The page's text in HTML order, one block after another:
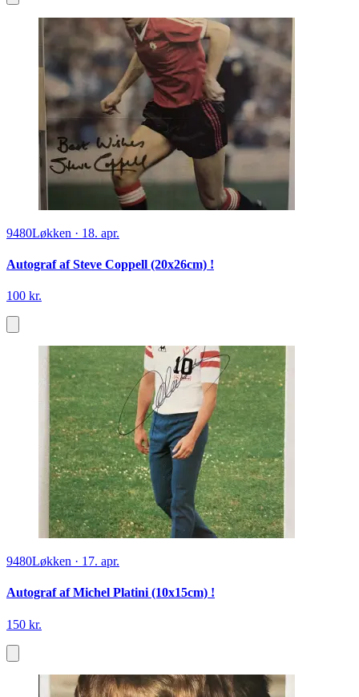
9480Løkken · 18. apr.
Autograf af Steve Coppell (20x26cm) !
100 kr.
9480Løkken · 17. apr.
Autograf af Michel Platini (10x15cm) !
150 kr.